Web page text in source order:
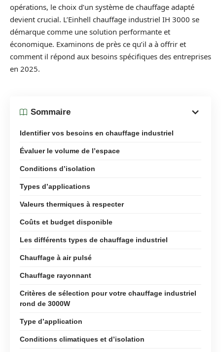
opérations, le choix d’un système de chauffage adapté
devient crucial. L’Einhell chauffage industriel IH 3000 se
démarque comme une solution performante et
économique. Examinons de près ce qu’il a à offrir et
comment il répond aux besoins spécifiques des entreprises
en 2025.
Sommaire
Identifier vos besoins en chauffage industriel
Évaluer le volume de l’espace
Conditions d’isolation
Types d’applications
Valeurs thermiques à respecter
Coûts et budget disponible
Les différents types de chauffage industriel
Chauffage à air pulsé
Chauffage rayonnant
Critères de sélection pour votre chauffage industriel
rond de 3000W
Type d’application
Conditions climatiques et d’isolation